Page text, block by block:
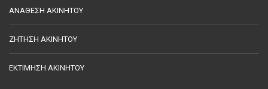
ΑΝΑΘΕΣΗ ΑΚΙΝΗΤΟΥ
ΖΗΤΗΣΗ ΑΚΙΝΗΤΟΥ
ΕΚΤΙΜΗΣΗ ΑΚΙΝΗΤΟΥ